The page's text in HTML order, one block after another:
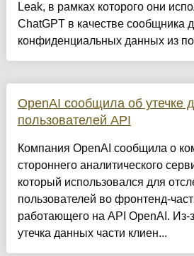
Leak, в рамках которого они
ChatGPT в качестве сообщника
конфиденциальных данных из
OpenAI сообщила об утечке
пользователей API
Компания OpenAI сообщила о
стороннего аналитического
который использовался для
пользователей во фронтенд-
работающего на API OpenAI. Из-
утечка данных части клиен...